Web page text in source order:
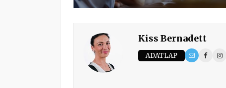
Kiss Bernadett
ADATLAP